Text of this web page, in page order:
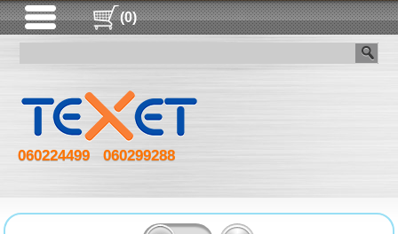
(0)
060224499 060299288